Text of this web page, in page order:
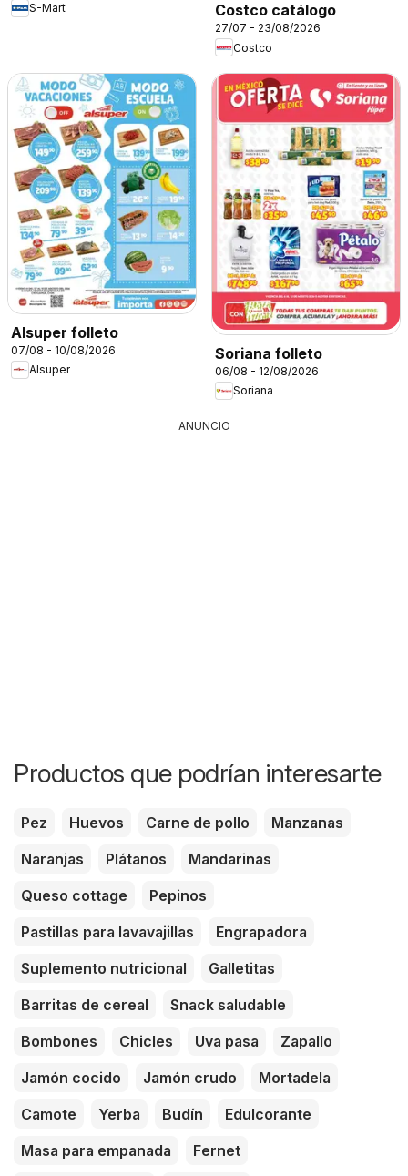
S-Mart
Costco catálogo
27/07 - 23/08/2026
Costco
Alsuper folleto
07/08 - 10/08/2026
Alsuper
Soriana folleto
06/08 - 12/08/2026
Soriana
ANUNCIO
Productos que podrían interesarte
Pez Huevos Carne de pollo
Manzanas
Naranjas
Plátanos
Mandarinas
Queso cottage
Pepinos
Pastillas para lavavajillas
Engrapadora
Suplemento nutricional
Galletitas
Barritas de cereal
Snack saludable
Bombones
Chicles Uva pasa
Zapallo
Jamón cocido
Jamón crudo
Mortadela
Camote
Yerba Budín
Edulcorante
Masa para empanada
Fernet